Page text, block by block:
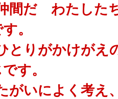
間だ わたした
。
がかけがえの
す。
によく考え、